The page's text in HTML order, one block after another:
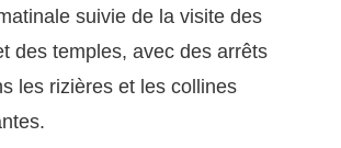
suivie de la visite des
des temples, avec des arrêts
les rizières et les collines